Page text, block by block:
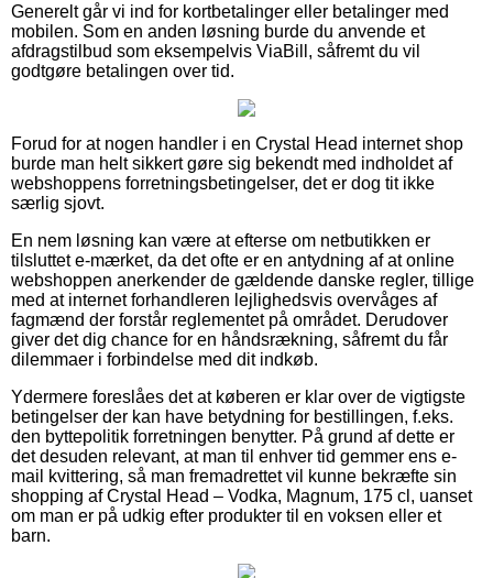
Generelt går vi ind for kortbetalinger eller betalinger med
mobilen. Som en anden løsning burde du anvende et
afdragstilbud som eksempelvis ViaBill, såfremt du vil
godtgøre betalingen over tid.
Forud for at nogen handler i en Crystal Head internet shop
burde man helt sikkert gøre sig bekendt med indholdet af
webshoppens forretningsbetingelser, det er dog tit ikke
særlig sjovt.
En nem løsning kan være at efterse om netbutikken er
tilsluttet e-mærket, da det ofte er en antydning af at online
webshoppen anerkender de gældende danske regler, tillige
med at internet forhandleren lejlighedsvis overvåges af
fagmænd der forstår reglementet på området. Derudover
giver det dig chance for en håndsrækning, såfremt du får
dilemmaer i forbindelse med dit indkøb.
Ydermere foreslåes det at køberen er klar over de vigtigste
betingelser der kan have betydning for bestillingen, f.eks.
den byttepolitik forretningen benytter. På grund af dette er
det desuden relevant, at man til enhver tid gemmer ens e-
mail kvittering, så man fremadrettet vil kunne bekræfte sin
shopping af Crystal Head – Vodka, Magnum, 175 cl, uanset
om man er på udkig efter produkter til en voksen eller et
barn.